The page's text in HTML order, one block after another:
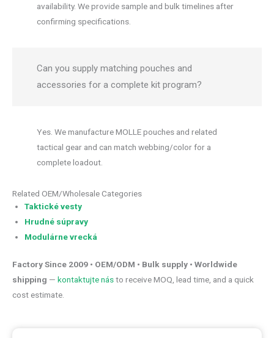
availability. We provide sample and bulk timelines after
confirming specifications.
Can you supply matching pouches and
accessories for a complete kit program?
Yes. We manufacture MOLLE pouches and related
tactical gear and can match webbing/color for a
complete loadout.
Related OEM/Wholesale Categories
Taktické vesty
Hrudné súpravy
Modulárne vrecká
Factory Since 2009 • OEM/ODM • Bulk supply • Worldwide
shipping — kontaktujte násto receive MOQ, lead time, and a quick
cost estimate.